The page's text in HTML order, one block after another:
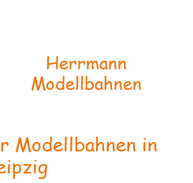
Herrmann
Modellbahnen
Modellbahnen in